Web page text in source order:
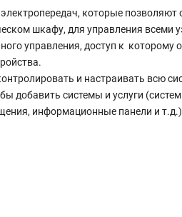
которые позволяют
шкафу, для управления всеми
управления, доступ к
и настраивать всю
добавить системы и услуги
информационные панели и